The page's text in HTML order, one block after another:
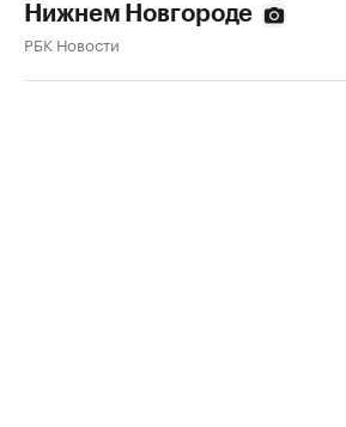
Нижнем Новгороде
РБК Новости